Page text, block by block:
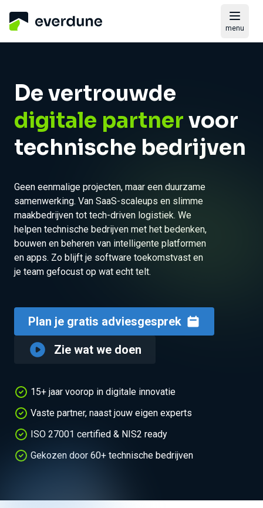
menu
De vertrouwde
digitale partner voor
technische bedrijven
Geen eenmalige projecten, maar een duurzame
samenwerking. Van SaaS-scaleups en slimme
maakbedrijven tot tech-driven logistiek. We
helpen technische bedrijven met het bedenken,
bouwen en beheren van intelligente platformen
en apps. Zo blijft je software toekomstvast en
je team gefocust op wat echt telt.
Plan je gratis adviesgesprek
Zie wat we doen
15+ jaar voorop in digitale innovatie
Vaste partner, naast jouw eigen experts
ISO 27001 certified & NIS2 ready
Gekozen door 60+ technische bedrijven